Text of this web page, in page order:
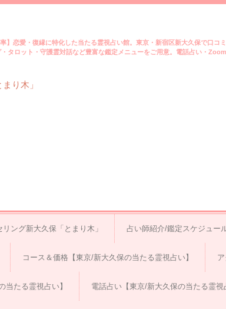
率】恋愛・復縁に特化した当たる霊視占い館。東京・新宿区新大久保で口
タロット・守護霊対話など豊富な鑑定メニューをご用意。電話占い・
り木」
ング新大久保「とまり木」 占い師紹介/鑑定スケジュー
コース＆価格【東京/新大久保の当たる霊視占い】
当たる霊視占い】 電話占い【東京/新大久保の当たる霊視